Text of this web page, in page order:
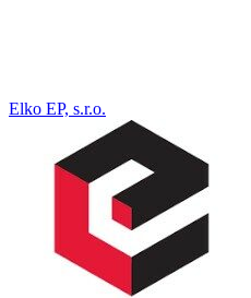
Elko EP, s.r.o.